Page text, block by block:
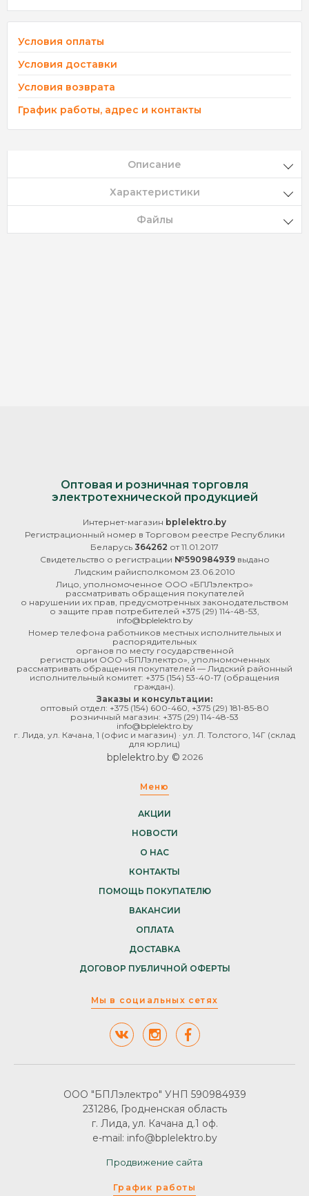
Условия оплаты
Условия доставки
Условия возврата
График работы, адрес и контакты
Описание
Характеристики
Файлы
Оптовая и розничная торговля
электротехнической продукцией
Интернет-магазин bplelektro.by
Регистрационный номер в Торговом реестре Республики
Беларусь 364262 от 11.01.2017
Свидетельство о регистрации №590984939выдано
Лидским райисполкомом 23.06.2010
Лицо, уполномоченное ООО «БПЛэлектро»
рассматривать обращения покупателей
о нарушении их прав, предусмотренных законодательством
о защите прав потребителей +375 (29) 114-48-53
info@bplelektro.by
Номер телефона работников местных исполнительных и
распорядительных
органов по месту государственной
регистрации ООО «БПЛэлектро», уполномоченных
рассматривать обращения покупателей — Лидский районный
исполнительный комитет: +375 (154) 53-40-17 (обращения
граждан).
Заказы и консультации:
оптовый отдел: +375 (154) 600-460 +375 (29) 181-85-80
розничный магазин: +375 (29) 114-48-53
info@bplelektro.by
г. Лида, ул. Качана, 1 (офис и магазин) · ул. Л. Толстого, 14Г (склад
для юрлиц)
bplelektro.by © 2026
Меню
АКЦИИ
НОВОСТИ
О НАС
КОНТАКТЫ
ПОМОЩЬ ПОКУПАТЕЛЮ
ВАКАНСИИ
ОПЛАТА
ДОСТАВКА
ДОГОВОР ПУБЛИЧНОЙ ОФЕРТЫ
Мы в социальных сетях
График работы
ООО "БПЛэлектро" УНП 590984939
231286, Гродненская область
г. Лида, ул. Качана д.1 оф.
e-mail: info@bplelektro.by
Продвижение сайта